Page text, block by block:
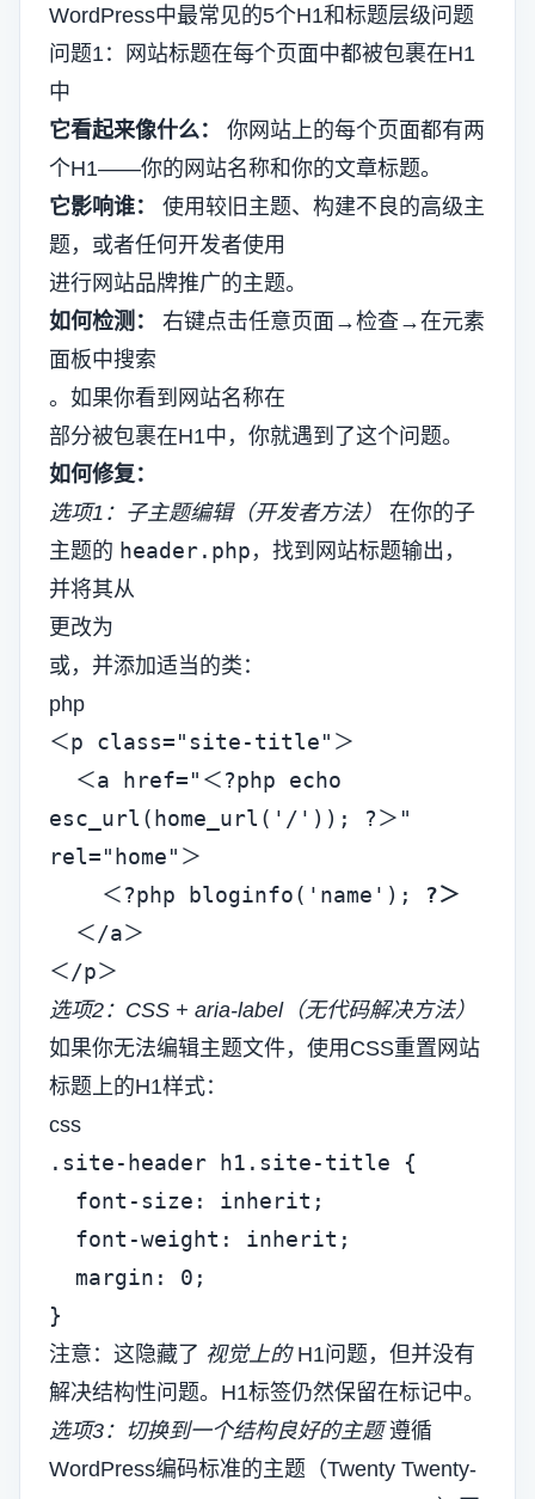
WordPress中最常见的5个H1和标题层级问题
问题1：网站标题在每个页面中都被包裹在H1
中
它看起来像什么：
你网站上的每个页面都有两
个H1——你的网站名称和你的文章标题。
它影响谁：
使用较旧主题、构建不良的高级主
题，或者任何开发者使用
进行网站品牌推广的主题。
如何检测：
右键点击任意页面→检查→在元素
面板中搜索
。如果你看到网站名称在
部分被包裹在H1中，你就遇到了这个问题。
如何修复：
选项1：子主题编辑（开发者方法）
在你的子
主题的 header.php ，找到网站标题输出，
并将其从
更改为
或，并添加适当的类：
php
＜p class="site-title"＞
esc_url(home_url('/')); ?＞"
rel="home"＞
    ＜?php bloginfo('name');
?＞
＜/p＞
选项2：CSS + aria-label（无代码解决方法）
如果你无法编辑主题文件，使用CSS重置网站
标题上的H1样式：
css
.site-header h1.site-title {
}
注意：这隐藏了 视觉上的H1问题，但并没有
解决结构性问题。H1标签仍然保留在标记中。
选项3：切换到一个结构良好的主题遵循
WordPress编码标准的主题（Twenty Twenty-